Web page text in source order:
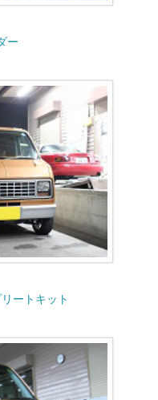
ー
ートキット